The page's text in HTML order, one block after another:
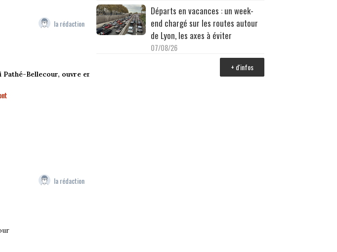
la rédaction
Pathé-Bellecour, ouvre en
la rédaction
Départs en vacances : un week-
end chargé sur les routes autour
de Lyon, les axes à éviter
07/08/26
+ d'infos